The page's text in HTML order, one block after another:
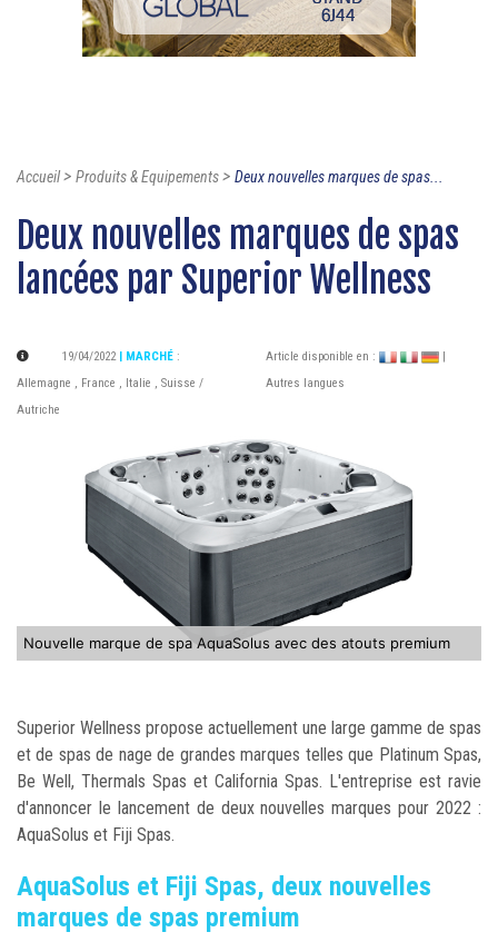
Accueil> Produits & Equipements> Deux nouvelles marques de spas...
Deux nouvelles marques de spas
lancées par Superior Wellness
19/04/2022 | MARCHÉ :
Allemagne , France , Italie , Suisse /
Autriche
Article disponible en :
Autres langues
Nouvelle marque de spa AquaSolus avec des atouts premium
Superior Wellness propose actuellement une large gamme de spas
et de spas de nage de grandes marques telles que Platinum Spas,
Be Well, Thermals Spas et California Spas. L'entreprise est ravie
d'annoncer le lancement de deux nouvelles marques pour 2022 :
AquaSolus et Fiji Spas.
AquaSolus et Fiji Spas, deux nouvelles
marques de spas premium